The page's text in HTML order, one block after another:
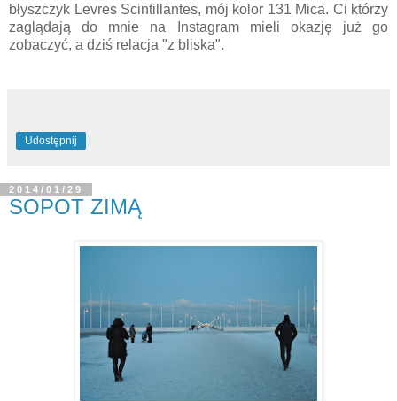
błyszczyk Levres Scintillantes, mój kolor 131 Mica. Ci którzy
zaglądają do mnie na Instagram mieli okazję już go
zobaczyć, a dziś relacja "z bliska".
Udostępnij
2014/01/29
SOPOT ZIMĄ